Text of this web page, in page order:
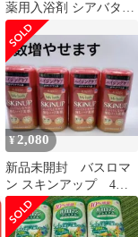
薬用入浴剤 シアバター
＆ヒアルロン酸 600g 10
個セット まとめ売り
¥2,080
新品未開封 バスロマ
ン スキンアップ 4個
セット アース製薬